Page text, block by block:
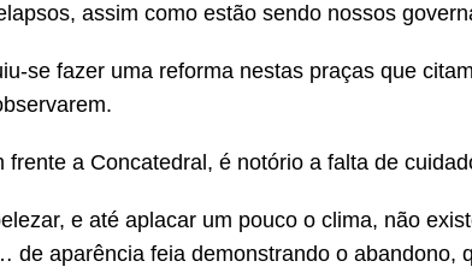
assim como estão sendo nossos
se fazer uma reforma nestas praças que
frente a Concatedral, é notório a falta de
e até aplacar um pouco o clima, não
de aparência feia demonstrando o abandono,